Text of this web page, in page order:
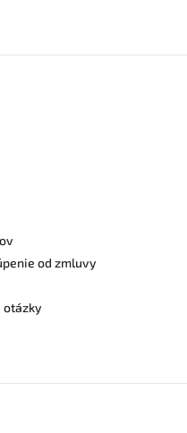
od zmluvy
otázky